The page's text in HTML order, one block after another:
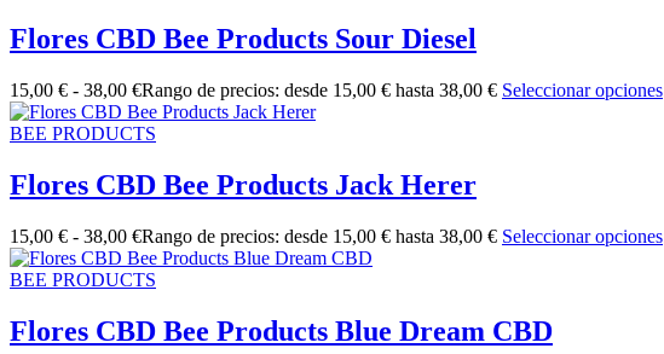
Flores CBD Bee Products Sour Diesel
15,00 € - 38,00 €Rango de precios: desde 15,00 € hasta 38,00 € Seleccionar opciones
BEE PRODUCTS
Flores CBD Bee Products Jack Herer
15,00 € - 38,00 €Rango de precios: desde 15,00 € hasta 38,00 € Seleccionar opciones
BEE PRODUCTS
Flores CBD Bee Products Blue Dream CBD